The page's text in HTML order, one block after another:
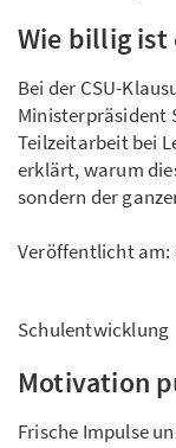
Wie billig ist
Bei der CSU-
Ministerpräsident
Teilzeitarbeit bei
erklärt, warum
sondern der
Veröffentlicht am:
Schulentwicklung
Motivation
Frische Impulse